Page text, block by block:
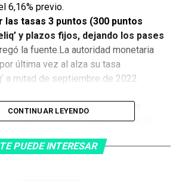
6,16% previo.
las tasas 3 puntos (300 puntos
y plazos fijos, dejando los pases
la fuente.La autoridad monetaria
última vez al alza su tasa
a mitad de septiembre de 2022.
esta semana un aumento en los
del 6,6% en febrero, por lo que la
CONTINUAR LEYENDO
TE PUEDE INTERESAR